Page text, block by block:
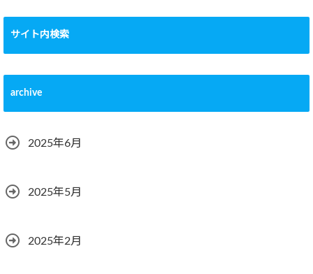
サイト内検索
archive
2025年6月
2025年5月
2025年2月